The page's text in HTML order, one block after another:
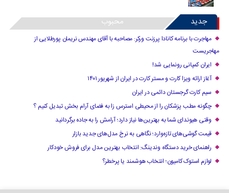
جدید محبوب
مهاجرت با برنامه کانادا پرزنت ورکر: مصاحبه با آقای مهندس نریمان پورطلایی از
مهاجریست
ایران کمپانی رونمایی شد!
آغاز ارائه ویزا کارت و مستر کارت در ایران از شهریور ۱۴۰۱
سیم کارت گرجستان دائمی در ایران
چگونه مطب پزشکان را از محیطی استرس زا به فضای آرام بخش تبدیل کنیم ؟
وقتی هیوندای شما به بهترین‌ها نیاز دارد؛ آرامش را به جاده برگردانید
قیمت گوشی‌های تازه‌وارد؛ نگاهی به نرخ مدل‌های جدید بازار
راهنمای خرید دستگاه وندینگ: انتخاب بهترین مدل برای فروش خودکار
لوازم استوک کامیون؛ انتخاب هوشمند یا پرخطر؟